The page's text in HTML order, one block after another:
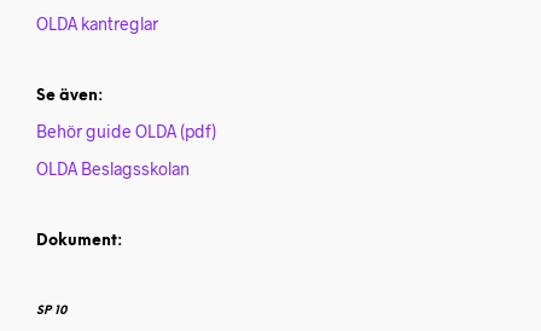
OLDA kantreglar
Se även:
Behör guide OLDA (pdf)
OLDA Beslagsskolan
Dokument:
SP 10